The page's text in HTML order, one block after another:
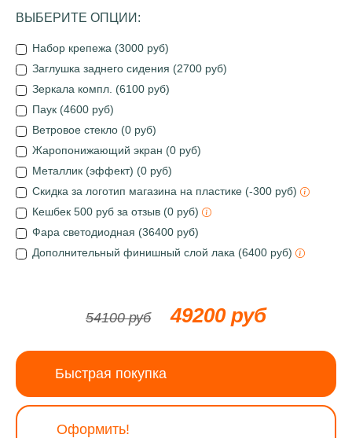
ВЫБЕРИТЕ ОПЦИИ:
Набор крепежа (3000 руб)
Заглушка заднего сидения (2700 руб)
Зеркала компл. (6100 руб)
Паук (4600 руб)
Ветровое стекло (0 руб)
Жаропонижающий экран (0 руб)
Металлик (эффект) (0 руб)
Скидка за логотип магазина на пластике (-300 руб)
Кешбек 500 руб за отзыв (0 руб)
Фара светодиодная (36400 руб)
Дополнительный финишный слой лака (6400 руб)
54100 руб 49200 руб
Быстрая покупка
Оформить!